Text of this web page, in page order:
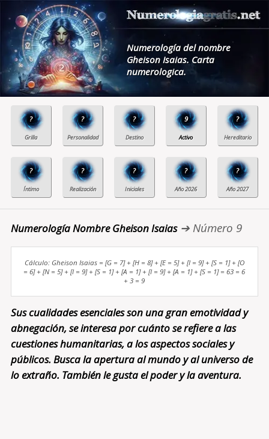
Numerología del nombre
Gheison Isaias. Carta
numerologica.
? ? ? 9 ?
? ? ? ? ?
Numerología Nombre Gheison Isaias➔ Número 9
Cálculo: Gheison Isaias = [G = 7] + [H = 8] + [E = 5] + [I = 9] + [S = 1] + [O
= 6] + [N = 5] + [I = 9] + [S = 1] + [A = 1] + [I = 9] + [A = 1] + [S = 1] = 63 = 6
+ 3 = 9
Sus cualidades esenciales son una gran emotividad y
abnegación, se interesa por cuánto se refiere a las
cuestiones humanitarias, a los aspectos sociales y
públicos. Busca la apertura al mundo y al universo de
lo extraño. También le gusta el poder y la aventura.